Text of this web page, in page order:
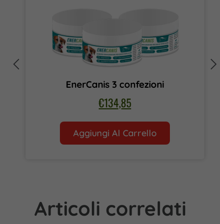
EnerCanis 3 confezioni
€134,85
Aggiungi Al Carrello
Articoli correlati